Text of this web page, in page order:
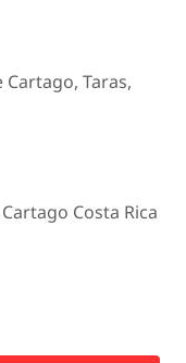
Taras,
Costa Rica